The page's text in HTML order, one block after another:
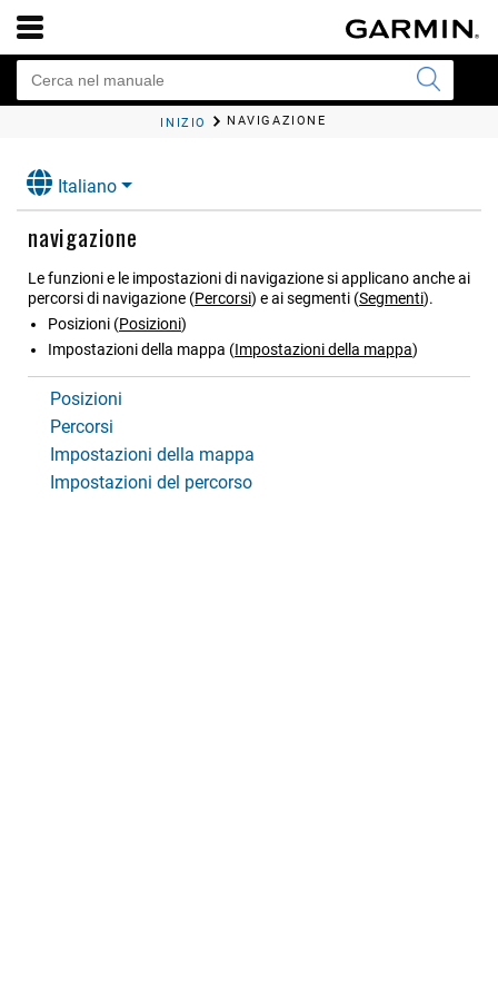
INIZIO NAVIGAZIONE
Italiano
navigazione
Le funzioni e le impostazioni di navigazione si applicano anche ai
percorsi di navigazione (Percorsi) e ai segmenti (Segmenti).
Posizioni (Posizioni)
Impostazioni della mappa (Impostazioni della mappa)
Posizioni
Percorsi
Impostazioni della mappa
Impostazioni del percorso